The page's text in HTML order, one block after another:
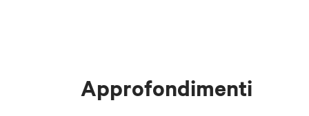
Approfondimenti
Il